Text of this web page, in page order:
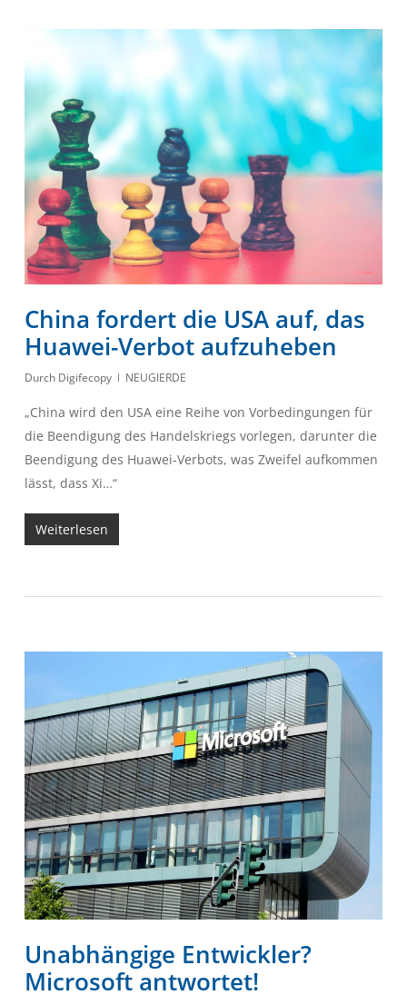
China fordert die USA auf, das
Huawei-Verbot aufzuheben
Durch Digifecopy NEUGIERDE
„China wird den USA eine Reihe von Vorbedingungen für
die Beendigung des Handelskriegs vorlegen, darunter die
Beendigung des Huawei-Verbots, was Zweifel aufkommen
lässt, dass Xi…“
Weiterlesen
Unabhängige Entwickler?
Microsoft antwortet!